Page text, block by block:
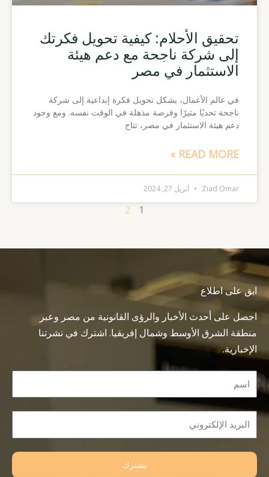
تحقيق الأحلام: كيفية تحويل فكرتك
إلى شركة ناجحة مع دعم هيئة
الاستثمار في مصر
في عالم الأعمال، يشكل تحويل فكرة إبداعية إلى شركة
ناجحة تحديًا مثيرًا وفرصة مذهلة في الوقت نفسه. ومع وجود
دعم هيئة الاستثمار في مصر، تتاح
READ MORE »
Ziad Omar أبريل 27, 2024
1
2
ابق على اطلاع
احصل على أحدث الأخبار والرؤى القانونية من مصر وعبر
منطقة الشرق الأوسط وشمال إفريقيا. اشترك في نشرتنا
الإخبارية.
Name
Email
يشترك